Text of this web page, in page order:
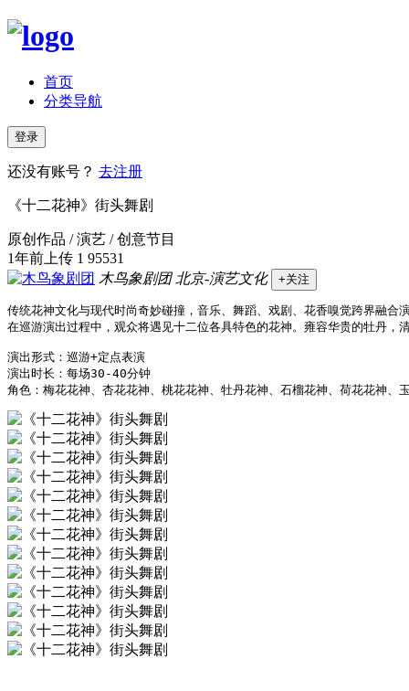
首页
分类导航
登录
还没有账号？ 去注册
《十二花神》街头舞剧
原创作品 / 演艺 / 创意节目
1年前上传 1 95531
木鸟象剧团 北京-演艺文化 +关注
传统花神文化与现代时尚奇妙碰撞，音乐、舞蹈、戏剧、花香嗅觉跨界融合
在巡游演出过程中，观众将遇见十二位各具特色的花神。雍容华贵的牡丹
演出形式：巡游+定点表演
演出时长：每场30-40分钟